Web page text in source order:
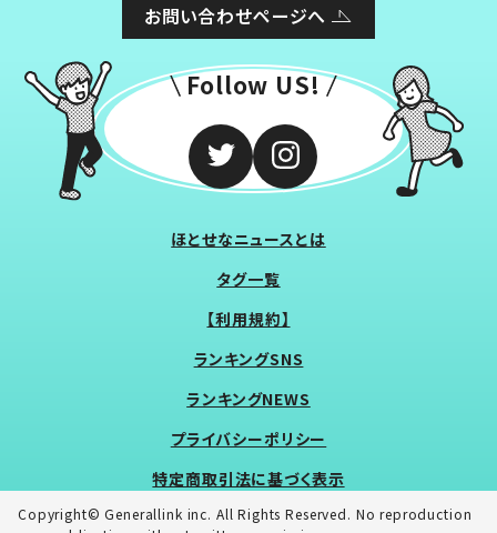
お問い合わせページへ
Follow US!
ほとせなニュースとは
タグ一覧
【利用規約】
ランキングSNS
ランキングNEWS
プライバシーポリシー
特定商取引法に基づく表示
Copyright© Generallink inc. All Rights Reserved. No reproduction